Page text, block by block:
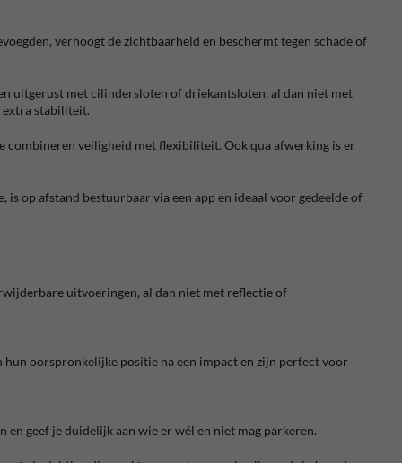
verhoogt de zichtbaarheid en beschermt tegen schade of
uitgerust met cilindersloten of driekantsloten, al dan niet met
extra stabiliteit.
combineren veiligheid met flexibiliteit. Ook qua afwerking is er
op afstand bestuurbaar via een app en ideaal voor gedeelde of
uitvoeringen, al dan niet met reflectie of
hun oorspronkelijke positie na een impact en zijn perfect voor
geef je duidelijk aan wie er wél en niet mag parkeren.